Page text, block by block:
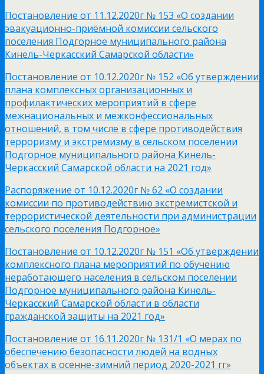
Постановление от 11.12.2020г № 153 «О создании
эвакуационно-приёмной комиссии сельского
поселения Подгорное муниципального района
Кинель-Черкасский Самарской области»
Постановление от 10.12.2020г № 152 «Об утверждении
плана комплексных организационных и
профилактических мероприятий в сфере
межнациональных и межконфессиональных
отношений, в том числе в сфере противодействия
терроризму и экстремизму в сельском поселении
Подгорное муниципального района Кинель-
Черкасский Самарской области на 2021 год»
Распоряжение от 10.12.2020г № 62 «О создании
комиссии по противодействию экстремистской и
террористической деятельности при администрации
сельского поселения Подгорное»
Постановление от 10.12.2020г № 151 «Об утверждении
комплексного плана мероприятий по обучению
неработающего населения в сельском поселении
Подгорное муниципального района Кинель-
Черкасский Самарской области в области
гражданской защиты на 2021 год»
Постановление от 16.11.2020г № 131/1 «О мерах по
обеспечению безопасности людей на водных
объектах в осенне-зимний период 2020-2021 гг»